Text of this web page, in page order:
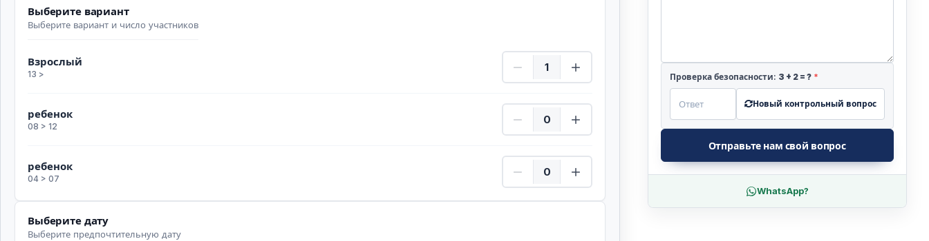
Выберите вариант
Выберите вариант и число участников
Взрослый
13 >
Взрослый Количество
ребенок
08 > 12
ребенок Количество
ребенок
04 > 07
ребенок Количество
Выберите дату
Выберите предпочтительную дату
Проверка безопасности: 3 + 2= ? *
Новый контрольный вопрос
Отправьте нам свой вопрос
WhatsApp?